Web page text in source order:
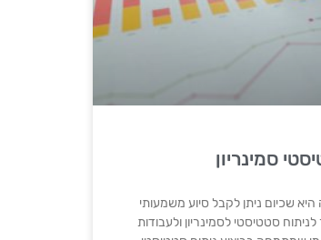
סמינריון
שכיום ניתן לקבל סיוע משמעותי
סטטיסטי לסמינריון ולעבודות